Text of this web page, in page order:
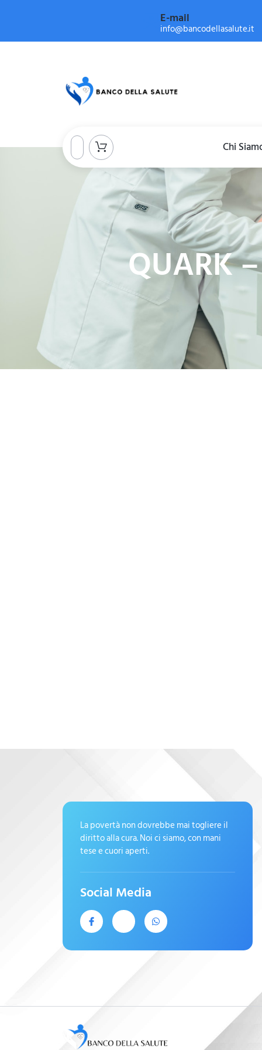
E-mail
info@bancodellasalute.it
Chi
QUARK
La povertà non dovrebbe mai togliere il
diritto alla cura. Noi ci siamo, con mani
tese e cuori aperti.
Social Media